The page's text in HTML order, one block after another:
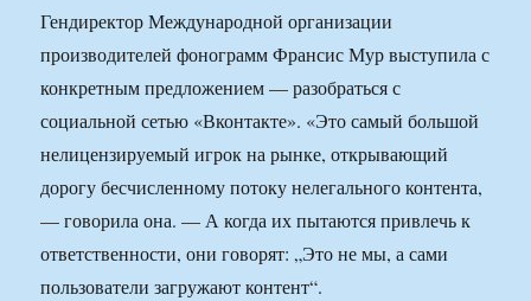
Гендиректор Международной организации
производителей фонограмм Франсис Мур выступила с
конкретным предложением — разобраться с
социальной сетью «Вконтакте». «Это самый большой
нелицензируемый игрок на рынке, открывающий
дорогу бесчисленному потоку нелегального контента,
— говорила она. — А когда их пытаются привлечь к
ответственности, они говорят: „Это не мы, а сами
пользователи загружают контент“.